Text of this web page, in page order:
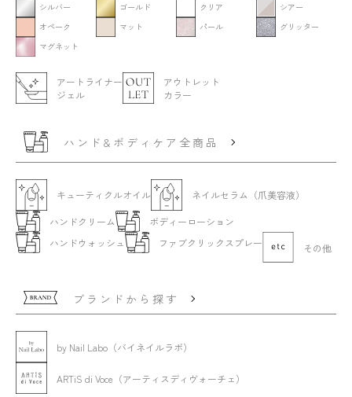
シルバー
ゴールド クリア
シアー
オペーク
マット パール
グリッター
マグネット
アートライナー
ジェル
アウトレット
カラー
ハンド&ボディケア全商品
キューティクルオイル
ネイルセラム（爪美容液）
ハンドクリーム
ボディーローション
ハンドウォッシュ
ファブクリックスプレー その他
ブランドから探す
by Nail Labo（バイネイルラボ）
ARTiS di Voce（アーティスディヴォーチェ）